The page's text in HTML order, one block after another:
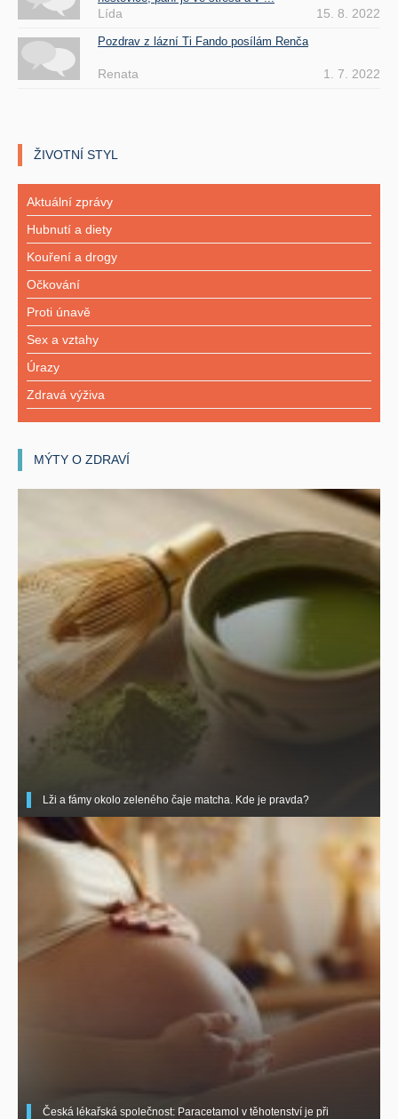
Lída 15. 8. 2022
Pozdrav z lázní Ti Fando posílám Renča
Renata 1. 7. 2022
ŽIVOTNÍ STYL
Aktuální zprávy
Hubnutí a diety
Kouření a drogy
Očkování
Proti únavě
Sex a vztahy
Úrazy
Zdravá výživa
MÝTY O ZDRAVÍ
Lži a fámy okolo zeleného čaje matcha. Kde je pravda?
Česká lékařská společnost: Paracetamol v těhotenství je při